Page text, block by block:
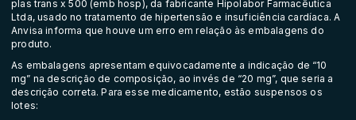
plas trans x 500 (emb hosp), da fabricante Hipolabor Farmacêutica
Ltda, usado no tratamento de hipertensão e insuficiência cardíaca. A
Anvisa informa que houve um erro em relação às embalagens do
produto.
As embalagens apresentam equivocadamente a indicação de “10
mg” na descrição de composição, ao invés de “20 mg”, que seria a
descrição correta. Para esse medicamento, estão suspensos os
lotes: